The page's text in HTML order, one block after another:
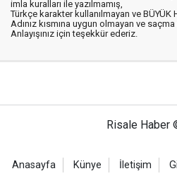
imla kuralları ile yazılmamış,
Türkçe karakter kullanılmayan ve BÜYÜK
Adınız kısmına uygun olmayan ve
Anlayışınız için teşekkür ederiz.
Risale Haber
Anasayfa Künye İletişim